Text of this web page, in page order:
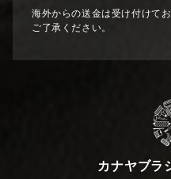
海外からの送金は受け付けてお
ご了承ください。
カナヤブラ